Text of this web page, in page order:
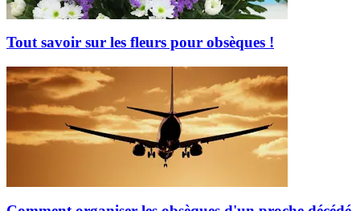
Tout savoir sur les fleurs pour obsèques !